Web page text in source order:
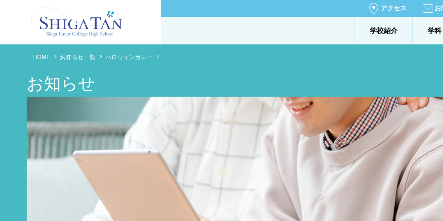
アクセス お
学校紹介 学科
HOME お知らせ一覧 ハロウィンカレー
お知らせ